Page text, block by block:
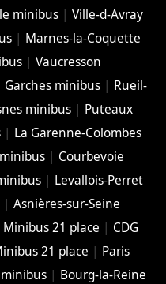
minibus| Ville-d-Avray
| Marnes-la-Coquette
| Vaucresson
Garches minibus | Rueil-
minibus | Puteaux
| La Garenne-Colombes
| Courbevoie
| Levallois-Perret
| Asnières-sur-Seine
Minibus 21 place | CDG
21 place | Paris
| Bourg-la-Reine